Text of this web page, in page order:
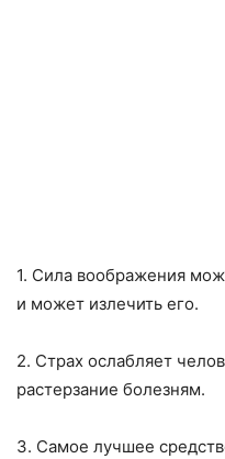
1. Сила воображения
и может излечить его.
2. Страх ослабляет
растерзание болезням.
3. Самое лучшее